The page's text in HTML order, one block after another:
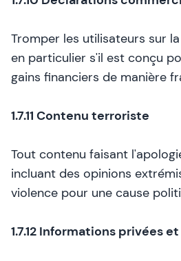
Tromper les utilisateurs sur
en particulier s'il est conçu
gains financiers de manière
1.7.11 Contenu terroriste
Tout contenu faisant
incluant des opinions
violence pour une cause
1.7.12 Informations privées